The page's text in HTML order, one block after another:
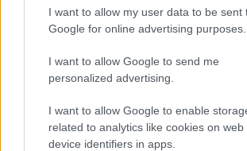
I want to allow my user data to be sent
Google for online advertising purposes.
I want to allow Google to send me
personalized advertising.
I want to allow Google to enable
related to analytics like cookies on web
device identifiers in apps.
clovek by cakal ze vysusene drahe drevo bolo
sa zbavilo zarodkov skodcov...